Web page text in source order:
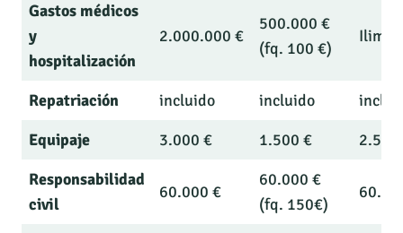
Gastos médicos
y
hospitalización
2.000.000 €
500.000 €
(fq. 100 €)
Repatriación incluido incluido
Equipaje
3.000 € 1.500 €
2.500
Responsabilidad
civil
60.000 €
60.000 €
(fq. 150€)